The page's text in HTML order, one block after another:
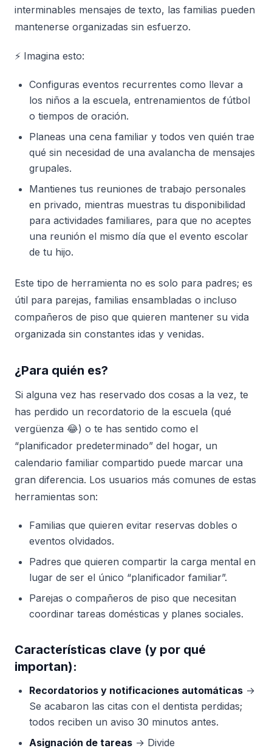
interminables mensajes de texto, las familias pueden
mantenerse organizadas sin esfuerzo.
⚡ Imagina esto:
Configuras eventos recurrentes como llevar a
los niños a la escuela, entrenamientos de fútbol
o tiempos de oración.
Planeas una cena familiar y todos ven quién trae
qué sin necesidad de una avalancha de mensajes
grupales.
Mantienes tus reuniones de trabajo personales
en privado, mientras muestras tu disponibilidad
para actividades familiares, para que no aceptes
una reunión el mismo día que el evento escolar
de tu hijo.
Este tipo de herramienta no es solo para padres; es
útil para parejas, familias ensambladas o incluso
compañeros de piso que quieren mantener su vida
organizada sin constantes idas y venidas.
¿Para quién es?
Si alguna vez has reservado dos cosas a la vez, te
has perdido un recordatorio de la escuela (qué
vergüenza 😂) o te has sentido como el
“planificador predeterminado” del hogar, un
calendario familiar compartido puede marcar una
gran diferencia. Los usuarios más comunes de estas
herramientas son:
Familias que quieren evitar reservas dobles o
eventos olvidados.
Padres que quieren compartir la carga mental en
lugar de ser el único “planificador familiar”.
Parejas o compañeros de piso que necesitan
coordinar tareas domésticas y planes sociales.
Características clave (y por qué
importan):
Recordatorios y notificaciones automáticas →
Se acabaron las citas con el dentista perdidas;
todos reciben un aviso 30 minutos antes.
Asignación de tareas → Divide